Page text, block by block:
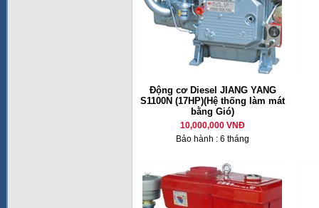
Động cơ Diesel JIANG YANG
S1100N (17HP)(Hệ thống làm mát
bằng Gió)
10,000,000 VNĐ
Bảo hành : 6 tháng